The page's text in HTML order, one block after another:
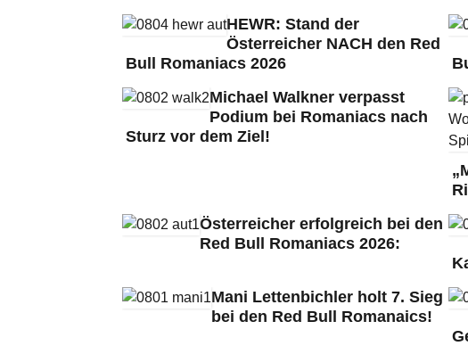
HEWR: Stand der
Österreicher NACH den Red
Bull Romaniacs 2026
Michael Walkner verpasst
Podium bei Romaniacs nach
Sturz vor dem Ziel!
Österreicher erfolgreich bei den
Red Bull Romaniacs 2026:
Mani Lettenbichler holt 7. Sieg
bei den Red Bull Romanaics!